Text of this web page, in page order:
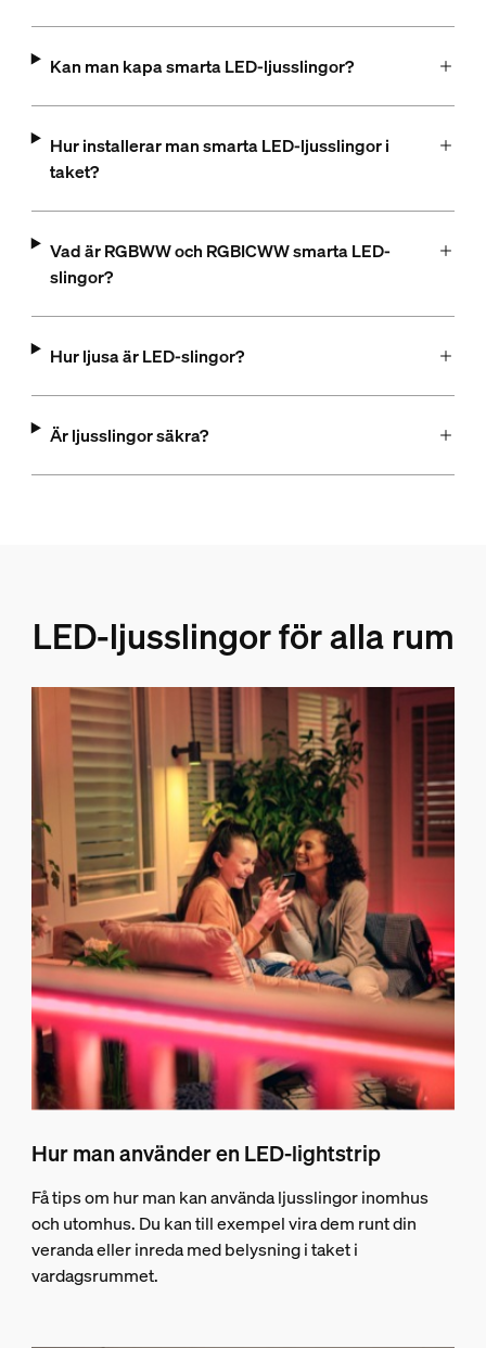
Kan man kapa smarta LED-ljusslingor?
Hur installerar man smarta LED-ljusslingor i
taket?
Vad är RGBWW och RGBICWW smarta LED-
slingor?
Hur ljusa är LED-slingor?
Är ljusslingor säkra?
LED-ljusslingor för alla rum
Hur man använder en LED-lightstrip
Få tips om hur man kan använda ljusslingor inomhus
och utomhus. Du kan till exempel vira dem runt din
veranda eller inreda med belysning i taket i
vardagsrummet.